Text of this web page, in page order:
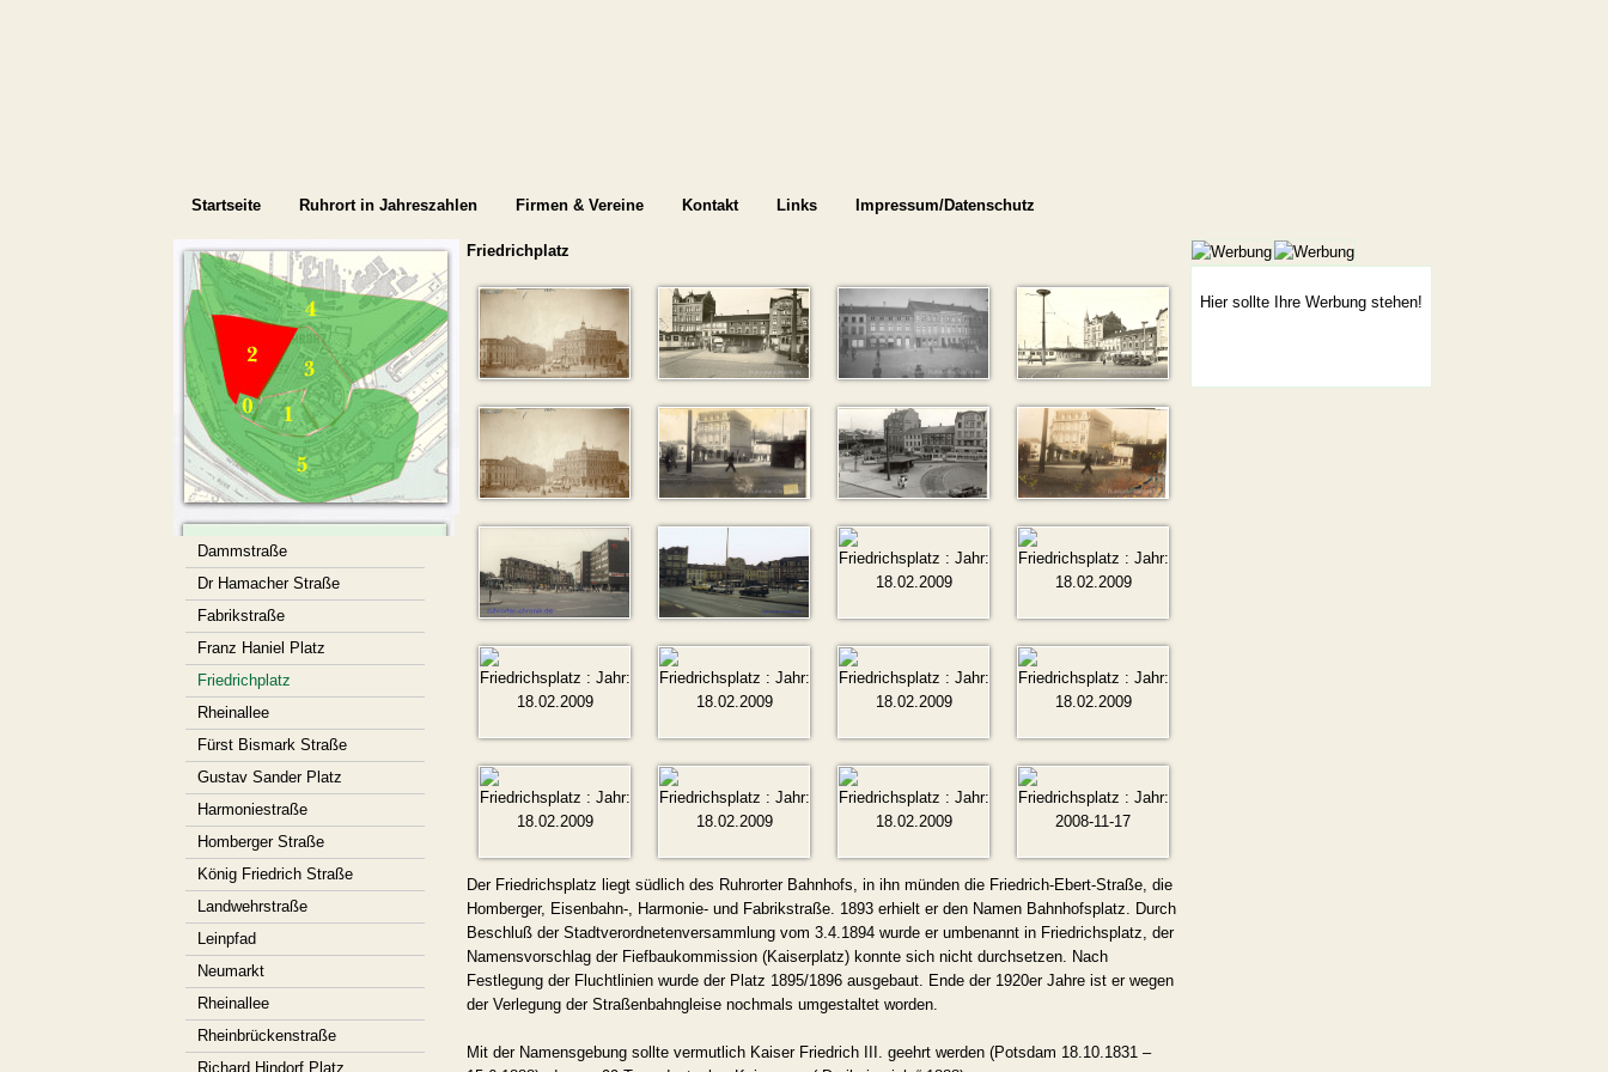
Startseite Ruhrort in Jahreszahlen Firmen & Vereine Kontakt Links Impressum/Datenschutz
Dammstraße
Dr Hamacher Straße
Fabrikstraße
Franz Haniel Platz
Friedrichplatz
Rheinallee
Fürst Bismark Straße
Gustav Sander Platz
Harmoniestraße
Homberger Straße
König Friedrich Straße
Landwehrstraße
Leinpfad
Neumarkt
Rheinallee
Rheinbrückenstraße
Richard Hindorf Platz
Friedrichplatz
Der Friedrichsplatz liegt südlich des Ruhrorter Bahnhofs, in ihn münden die Friedrich-Ebert-Straße, die
Homberger, Eisenbahn-, Harmonie- und Fabrikstraße. 1893 erhielt er den Namen Bahnhofsplatz. Durch
Beschluß der Stadtverordnetenversammlung vom 3.4.1894 wurde er umbenannt in Friedrichsplatz, der
Namensvorschlag der Fiefbaukommission (Kaiserplatz) konnte sich nicht durchsetzen. Nach
Festlegung der Fluchtlinien wurde der Platz 1895/1896 ausgebaut. Ende der 1920er Jahre ist er wegen
der Verlegung der Straßenbahngleise nochmals umgestaltet worden.
Mit der Namensgebung sollte vermutlich Kaiser Friedrich III. geehrt werden (Potsdam 18.10.1831 –
Hier sollte Ihre Werbung stehen!